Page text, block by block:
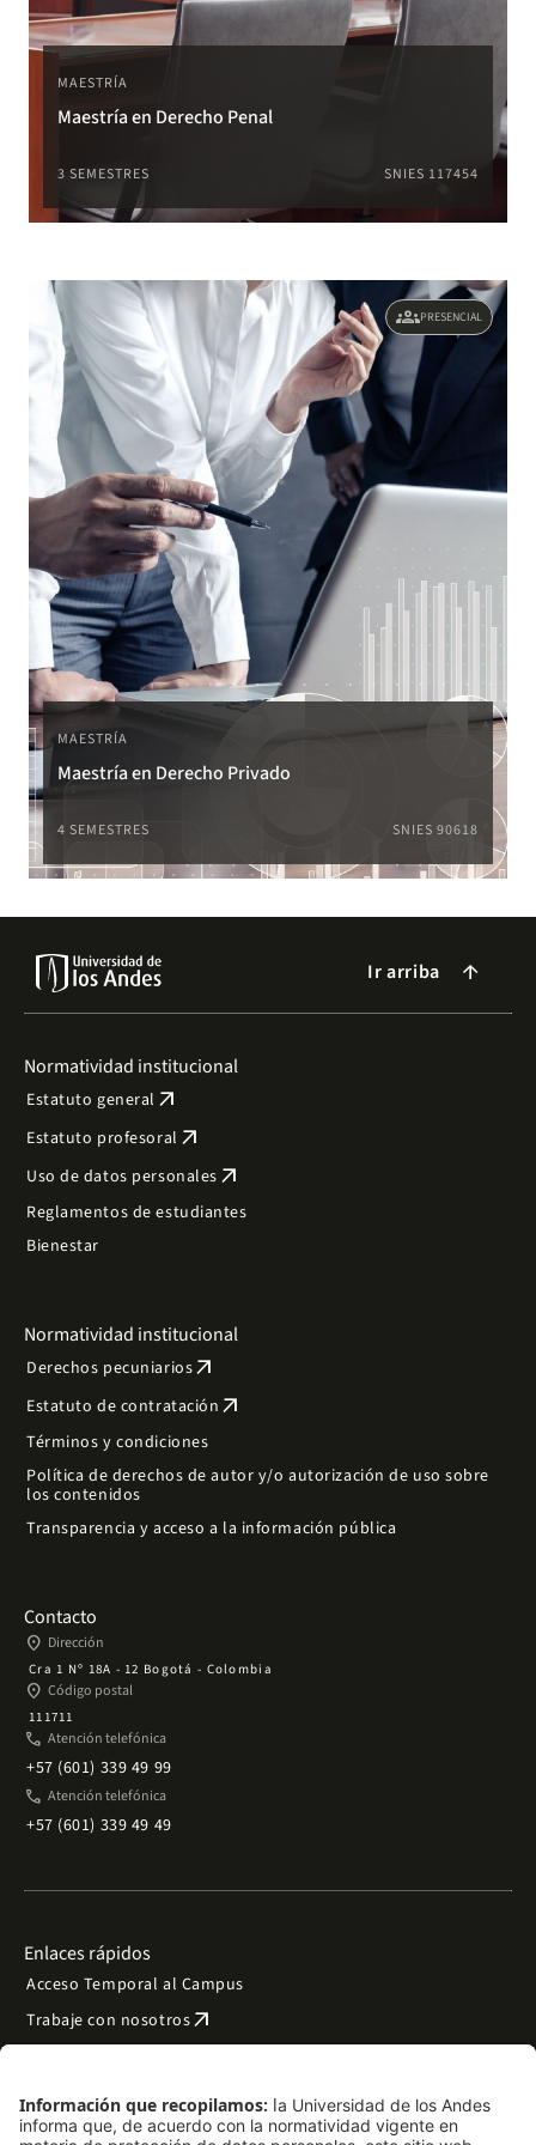
MAESTRÍA
Maestría en Derecho Penal
3 SEMESTRES SNIES 117454
groupsPRESENCIAL
MAESTRÍA
Maestría en Derecho Privado
4 SEMESTRES SNIES 90618
Ir arriba arrow_forward
Normatividad institucional
Estatuto general arrow_outward
Estatuto profesoral arrow_outward
Uso de datos personales arrow_outward
Reglamentos de estudiantes
Bienestar
Normatividad institucional
Derechos pecuniariosarrow_outward
Estatuto de contratación arrow_outward
Términos y condiciones
Política de derechos de autor y/o autorización de uso sobre
los contenidos
Transparencia y acceso a la información pública
Contacto
place Dirección
Cra 1 Nº 18A - 12 Bogotá - Colombia
place Código postal
111711
phone Atención telefónica
+57 (601) 339 49 99
phone Atención telefónica
+57 (601) 339 49 49
Enlaces rápidos
Acceso Temporal al Campus
Trabaje con nosotrosarrow_outward
Preguntas frecuentes
Filantropía y donacionesarrow_outward